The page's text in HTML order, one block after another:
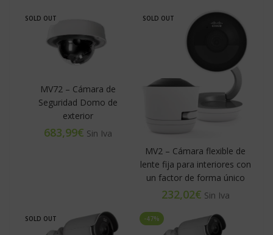
SOLD OUT
MV72 – Cámara de
Seguridad Domo de
exterior
€
SOLD OUT
MV2 – Cámara flexible de
lente fija para interiores con
un factor de forma único
€
SOLD OUT -47%